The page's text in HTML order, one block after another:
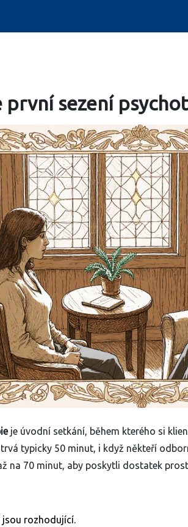
první sezení
je úvodní setkání, během kterého si
trvá typicky 50 minut, i když někteří
na 70 minut, aby poskytli dostatek
jsou rozhodující.